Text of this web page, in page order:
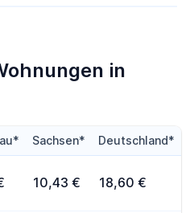
in
Sachsen* Deutschland*
10,43 € 18,60 €